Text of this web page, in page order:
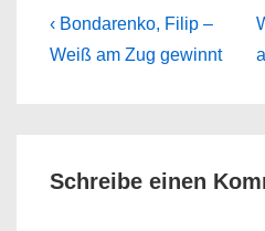
Previous
Post
‹ Bondarenko, Filip –
Weiß am Zug gewinnt
Schreibe einen